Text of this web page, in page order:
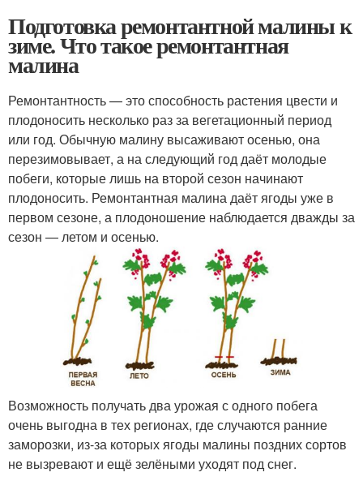
Подготовка ремонтантной малины к
зиме. Что такое ремонтантная
малина
Ремонтантность — это способность растения цвести и
плодоносить несколько раз за вегетационный период
или год. Обычную малину высаживают осенью, она
перезимовывает, а на следующий год даёт молодые
побеги, которые лишь на второй сезон начинают
плодоносить. Ремонтантная малина даёт ягоды уже в
первом сезоне, а плодоношение наблюдается дважды за
сезон — летом и осенью.
Возможность получать два урожая с одного побега
очень выгодна в тех регионах, где случаются ранние
заморозки, из-за которых ягоды малины поздних сортов
не вызревают и ещё зелёными уходят под снег.